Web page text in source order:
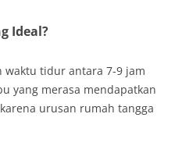
Ideal?
tidur antara 7-9 jam
yang merasa mendapatkan
urusan rumah tangga